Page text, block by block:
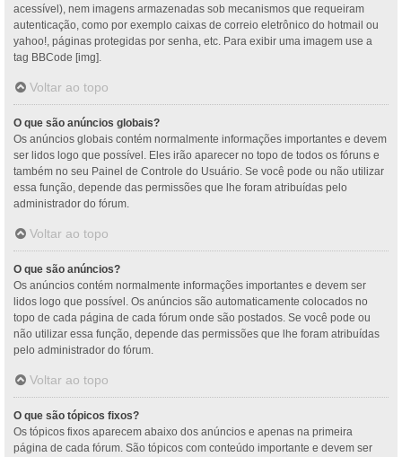
acessível), nem imagens armazenadas sob mecanismos que requeiram
autenticação, como por exemplo caixas de correio eletrônico do hotmail ou
yahoo!, páginas protegidas por senha, etc. Para exibir uma imagem use a
tag BBCode [img].
Voltar ao topo
O que são anúncios globais?
Os anúncios globais contém normalmente informações importantes e devem
ser lidos logo que possível. Eles irão aparecer no topo de todos os fóruns e
também no seu Painel de Controle do Usuário. Se você pode ou não utilizar
essa função, depende das permissões que lhe foram atribuídas pelo
administrador do fórum.
Voltar ao topo
O que são anúncios?
Os anúncios contém normalmente informações importantes e devem ser
lidos logo que possível. Os anúncios são automaticamente colocados no
topo de cada página de cada fórum onde são postados. Se você pode ou
não utilizar essa função, depende das permissões que lhe foram atribuídas
pelo administrador do fórum.
Voltar ao topo
O que são tópicos fixos?
Os tópicos fixos aparecem abaixo dos anúncios e apenas na primeira
página de cada fórum. São tópicos com conteúdo importante e devem ser